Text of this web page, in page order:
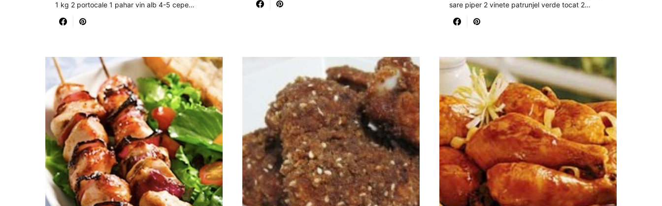
1 kg 2 portocale 1 pahar vin alb 4-5 cepe…
sare piper 2 vinete patrunjel verde tocat 2…